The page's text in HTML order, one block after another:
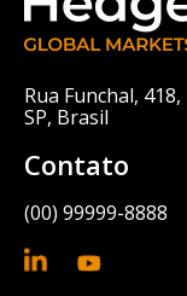
Rua Funchal,
SP, Brasil
Contato
(00) 99999-